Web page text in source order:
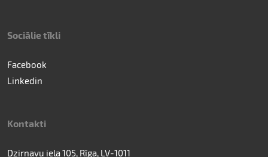
Sociālie tīkli
Facebook
Linkedin
Kontakti
Dzirnavu iela 105, Rīga, LV-1011